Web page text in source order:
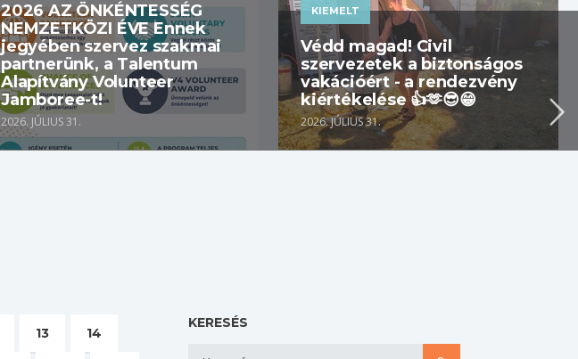
2026 AZ ÖNKÉNTESSÉG
NEMZETKÖZI ÉVE Ennek
jegyében szervez szakmai
partnerünk, a Talentum
Alapítvány Volunteer
Jamboree-t!
2026. JÚLIUS 31.
KIEMELT
Védd magad! Civil
szervezetek a biztonságos
vakációért - a rendezvény
kiértékelése 👍🫶😎😁
2026. JÚLIUS 31.
13 14
KERESÉS